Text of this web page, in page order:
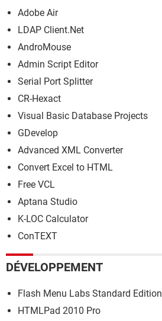
Adobe Air
LDAP Client.Net
AndroMouse
Admin Script Editor
Serial Port Splitter
CR-Hexact
Visual Basic Database Projects
GDevelop
Advanced XML Converter
Convert Excel to HTML
Free VCL
Aptana Studio
K-LOC Calculator
ConTEXT
DÉVELOPPEMENT
Flash Menu Labs Standard Edition
HTMLPad 2010 Pro